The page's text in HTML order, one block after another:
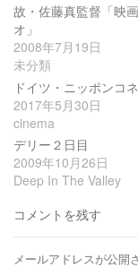
故・佐藤真監督「映
オ」
2008年7月19日
未分類
ドイツ・ニッポンコ
2017年5月30日
cinema
デリー２日目
2009年10月26日
Deep In The Valley
コメントを残す
メールアドレスが公開